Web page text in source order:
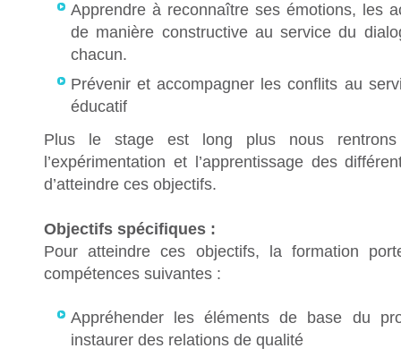
Apprendre à reconnaître ses émotions, les
de manière constructive au service du
chacun.
Prévenir et accompagner les conflits au
éducatif
Plus le stage est long plus nous rentrons
l’expérimentation et l’apprentissage des
d’atteindre ces objectifs.
Objectifs spécifiques :
Pour atteindre ces objectifs, la formation
compétences suivantes :
Appréhender les éléments de base du
instaurer des relations de qualité